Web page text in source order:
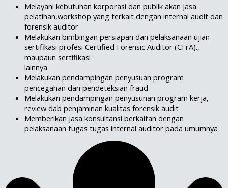
Melayani kebutuhan korporasi dan publik akan jasa
pelatihan,workshop yang terkait dengan internal audit dan
forensik auditor
Melakukan bimbingan persiapan dan pelaksanaan ujian
sertifikasi profesi Certified Forensic Auditor (CFrA).,
maupaun sertifikasi
lainnya
Melakukan pendampingan penyusuan program
pencegahan dan pendeteksian fraud
Melakukan pendampingan penyusunan program kerja,
review dab penjaminan kualitas forensik audit
Memberikan jasa konsultansi berkaitan dengan
pelaksanaan tugas tugas internal auditor pada umumnya